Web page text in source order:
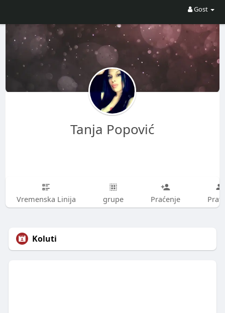
Gost
Tanja Popović
Vremenska Linija grupe Praćenje
Koluti